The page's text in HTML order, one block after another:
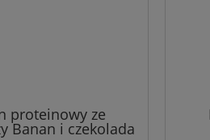
proteinowy ze
Banan i czekolada